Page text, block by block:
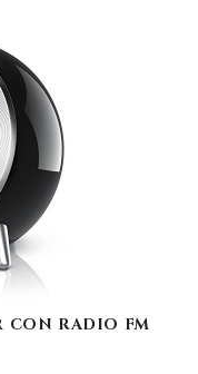
CON RADIO FM